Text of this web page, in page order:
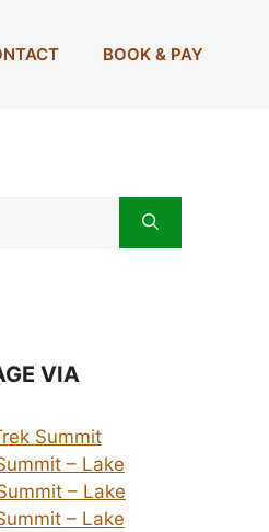
BOOK & PAY
VIA
Summit
– Lake
– Lake
– Lake